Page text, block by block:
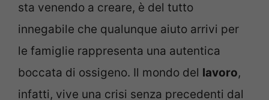
sta venendo a creare, è del tutto
innegabile che qualunque aiuto arrivi per
le famiglie rappresenta una autentica
boccata di ossigeno. Il mondo del lavoro,
infatti, vive una crisi senza precedenti dal